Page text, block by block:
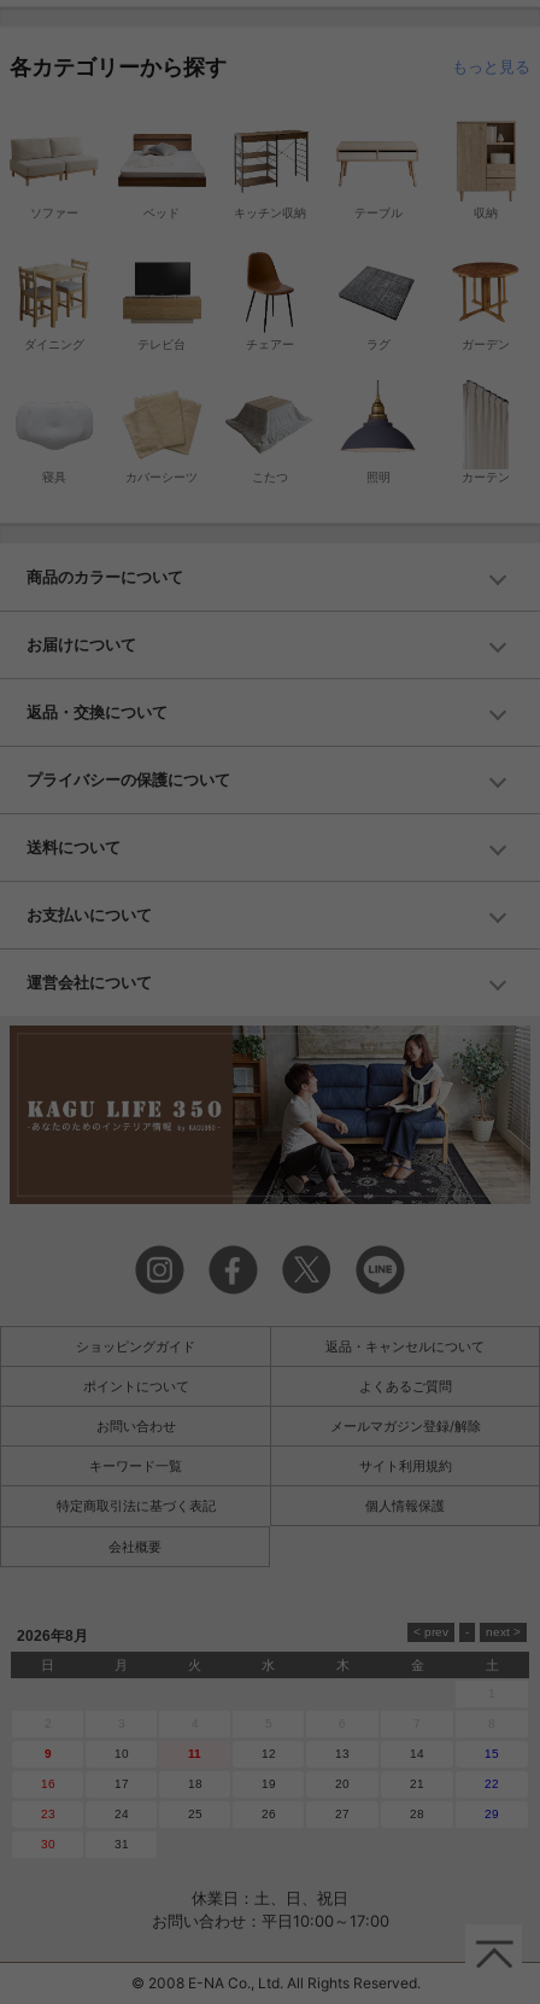
各カテゴリーから探す もっと見る
ソファー ベッド 収納
キッチン収納
寝具 カバーシーツ
チェアー
テーブル
こたつ
テレビ台
ダイニング ラグ
カーテン
照明
ガーデン
商品のカラーについて
お届けについて
返品・交換について
プライバシーの保護について
送料について
お支払いについて
運営会社について
ショッピングガイド 返品・キャンセルについて
ポイントについて よくあるご質問
お問い合わせ メールマガジン登録/解除
キーワード一覧 サイト利用規約
特定商取引法に基づく表記 個人情報保護
会社概要
2026年8月
日 月 火 水 木 金 土
9 10 11 12 13 14 15
16 17 18 19 20 21 22
23 24 25 26 27 28 29
30 31
休業日：土、日、祝日
お問い合わせ：平日10:00～17:00
© 2008 E-NA Co., Ltd. All Rights Reserved.